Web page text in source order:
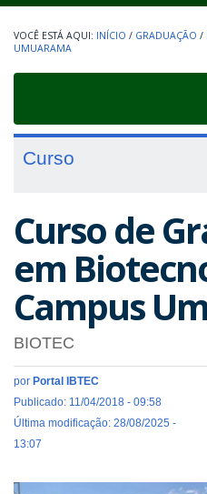
INÍCIO / GRADUAÇÃO /
UMUARAMA
Curso
Curso de
em
Campus
BIOTEC
por Portal IBTEC
Publicado: 11/04/2018 - 09:58
Última modificação: 28/08/2025 -
13:07